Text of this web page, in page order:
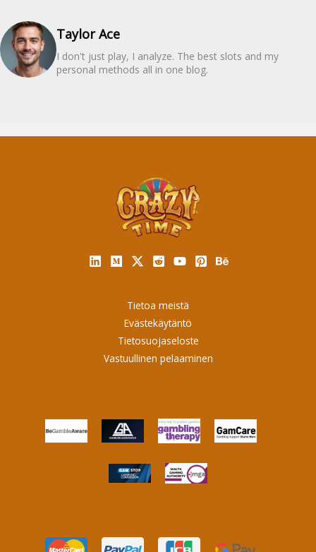
Taylor Ace
I don't just play, I analyze. The best slots and my
personal methods all in one blog.
Tietoa meistä
Evästekäytäntö
Tietosuojaseloste
Vastuullinen pelaaminen